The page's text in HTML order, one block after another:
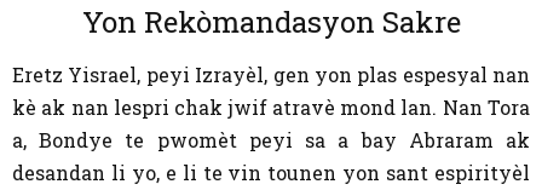
Yon Rekòmandasyon Sakre
Eretz Yisrael, peyi Izrayèl, gen yon plas espesyal nan
kè ak nan lespri chak jwif atravè mond lan. Nan Tora
a, Bondye te pwomèt peyi sa a bay Abraram ak
desandan li yo, e li te vin tounen yon sant espirityèl